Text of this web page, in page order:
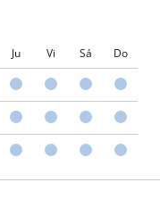
Ju Vi Sá Do